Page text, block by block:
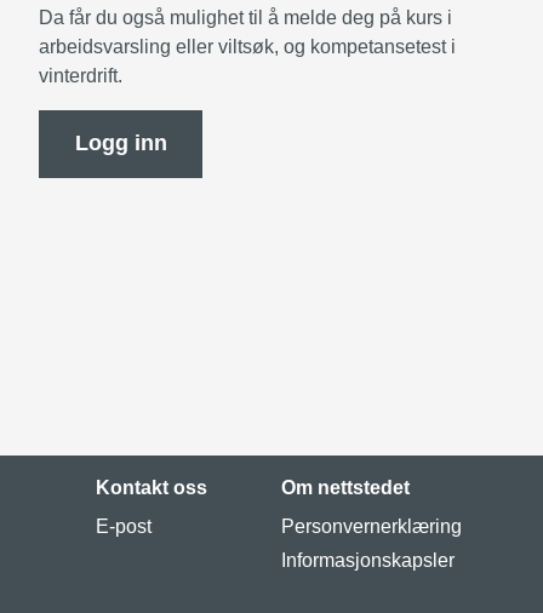
Da får du også mulighet til å melde deg på kurs i
arbeidsvarsling eller viltsøk, og kompetansetest i
vinterdrift.
Logg inn
Kontakt oss
E-post
Om nettstedet
Personvernerklæring
Informasjonskapsler